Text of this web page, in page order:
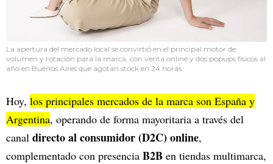
La apertura del mercado local se convirtió en el principal motor de
volumen y rotación para la marca, con venta online y dos popups físicos al
año en Buenos Aires que agotan stock en 24 horas.
Hoy, los principales mercados de la marca son España y
Argentina, operando de forma mayoritaria a través del
canal directo al consumidor (D2C) online,
complementado con presencia B2B en tiendas multimarca,